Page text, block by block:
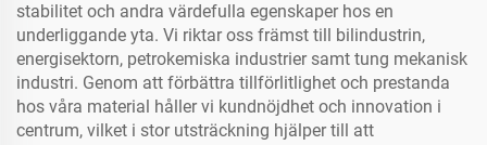
stabilitet och andra värdefulla egenskaper hos en
underliggande yta. Vi riktar oss främst till bilindustrin,
energisektorn, petrokemiska industrier samt tung mekanisk
industri. Genom att förbättra tillförlitlighet och prestanda
hos våra material håller vi kundnöjdhet och innovation i
centrum, vilket i stor utsträckning hjälper till att